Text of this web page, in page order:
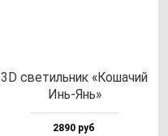
3D све­тиль­ник «Коша­чий
Инь-Янь»
2890 руб